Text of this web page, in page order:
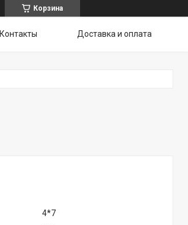
Корзина
Контакты Доставка и оплата
4*7